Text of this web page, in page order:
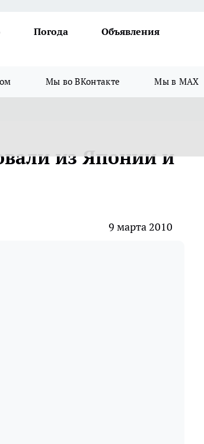
Погода
Объявления
Мы во ВКонтакте Мы в MAX
из Японии и
9 марта 2010